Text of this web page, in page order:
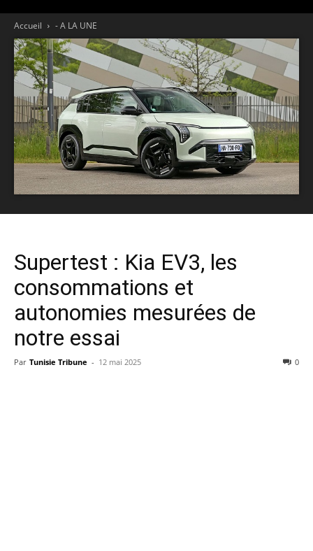
Accueil - A LA UNE
Supertest : Kia EV3, les
consommations et
autonomies mesurées de
notre essai
Par Tunisie Tribune - 12 mai 2025 0